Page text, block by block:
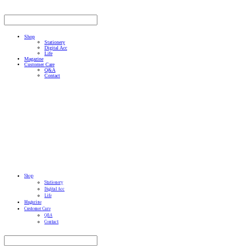
Shop
Stationery
Digital Acc
Life
Magazine
Customer Care
Q&A
Contact
Shop
Stationery
Digital Acc
Life
Magazine
Customer Care
Q&A
Contact